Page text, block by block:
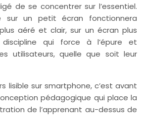
de se concentrer sur l’essentiel.
sur un petit écran fonctionnera
aéré et clair, sur un écran plus
discipline qui force à l’épure et
utilisateurs, quelle que soit leur
lisible sur smartphone, c’est avant
pédagogique qui place la
de l’apprenant au-dessus de